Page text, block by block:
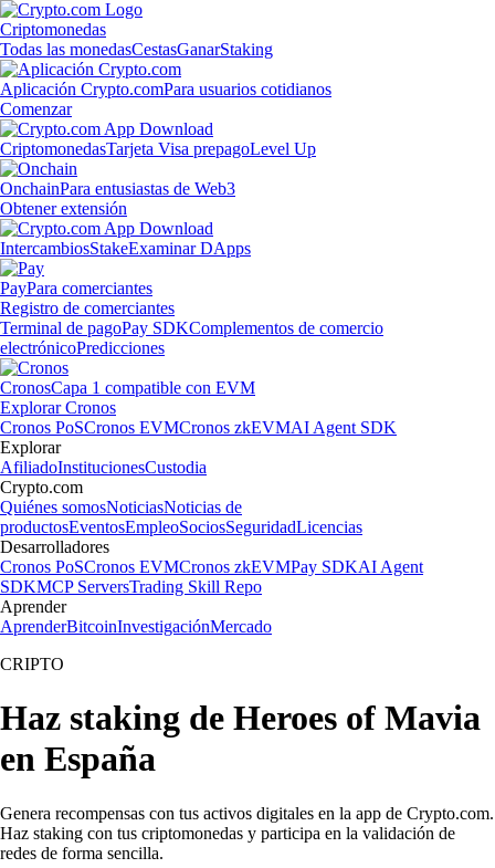
Criptomonedas
Todas las monedasCestasGanarStaking
Aplicación Crypto.comPara usuarios cotidianos
Comenzar
CriptomonedasTarjeta Visa prepagoLevel Up
OnchainPara entusiastas de Web3
Obtener extensión
IntercambiosStakeExaminar DApps
PayPara comerciantes
Registro de comerciantes
Terminal de pagoPay SDKComplementos de comercio
electrónicoPredicciones
CronosCapa 1 compatible con EVM
Explorar Cronos
Cronos PoSCronos EVMCronos zkEVMAI Agent SDK
Explorar
AfiliadoInstitucionesCustodia
Crypto.com
Quiénes somosNoticiasNoticias de
productosEventosEmpleoSociosSeguridadLicencias
Desarrolladores
Cronos PoSCronos EVMCronos zkEVMPay SDKAI Agent
SDKMCP ServersTrading Skill Repo
Aprender
AprenderBitcoinInvestigaciónMercado
CRIPTO
Haz staking de Heroes of Mavia
en España
Genera recompensas con tus activos digitales en la app de Crypto.com.
Haz staking con tus criptomonedas y participa en la validación de
redes de forma sencilla.